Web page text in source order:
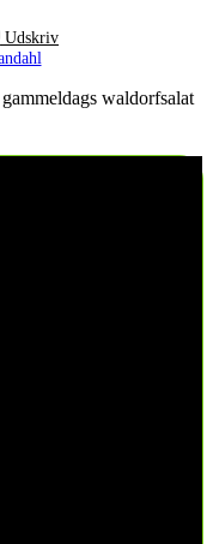
Udskriv
waldorfsalat